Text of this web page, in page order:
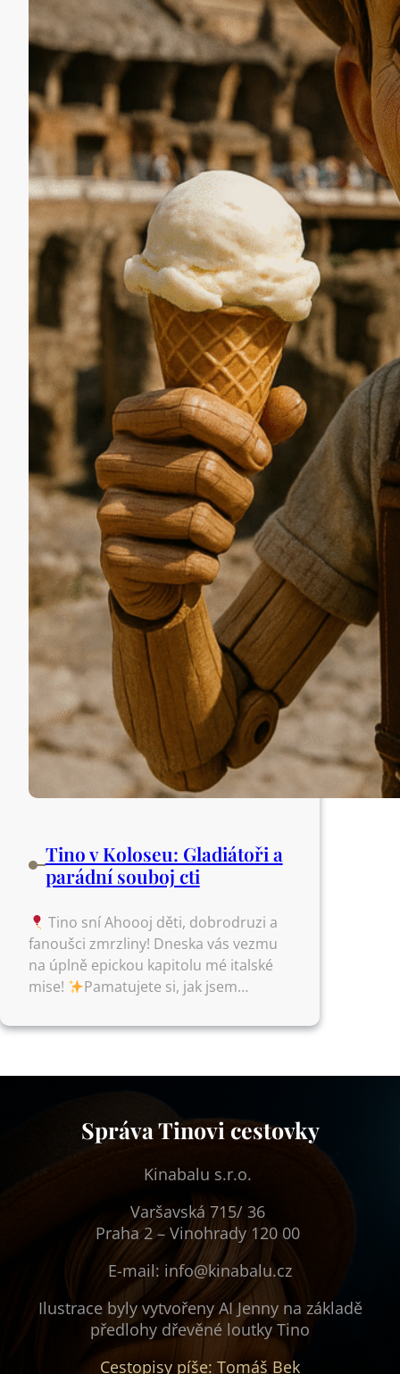
Tino v Koloseu: Gladiátoři a
parádní souboj cti
Tino sní Ahoooj děti, dobrodruzi a
fanoušci zmrzliny! Dneska vás vezmu
na úplně epickou kapitolu mé italské
mise!
Pamatujete si, jak jsem…
Správa Tinovi cestovky
Kinabalu s.r.o.
Varšavská 715/ 36
Praha 2 – Vinohrady 120 00
E-mail: info@kinabalu.cz
Ilustrace byly vytvořeny AI Jenny na základě
předlohy dřevěné loutky Tino
Cestopisy píše: Tomáš Bek